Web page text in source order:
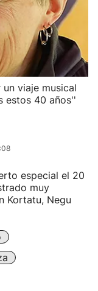
viaje musical
estos 40 años''
especial el 20
muy
Kortatu, Negu